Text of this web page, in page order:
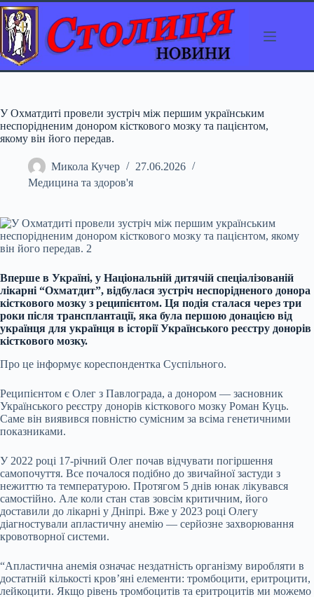
Перейти
до
вмісту
У Охматдиті провели зустріч між першим українським
неспорідненим донором кісткового мозку та пацієнтом,
якому він його передав.
Микола Кучер
27.06.2026
Медицина та здоров'я
Вперше в Україні, у Національній дитячій спеціалізованій
лікарні “Охматдит”, відбулася зустріч неспорідненого донора
кісткового мозку з реципієнтом. Ця подія сталася через три
роки після трансплантації, яка була першою донацією від
українця для українця в історії Українського реєстру донорів
кісткового мозку.
Про це інформує кореспондентка Суспільного.
Реципієнтом є Олег з Павлограда, а донором — засновник
Українського реєстру донорів кісткового мозку Роман Куць.
Саме він виявився повністю сумісним за всіма генетичними
показниками.
У 2022 році 17-річний Олег почав відчувати погіршення
самопочуття. Все почалося подібно до звичайної застуди з
нежиттю та температурою. Протягом 5 днів юнак лікувався
самостійно. Але коли стан став зовсім критичним, його
доставили до лікарні у Дніпрі. Вже у 2023 році Олегу
діагностували апластичну анемію — серйозне захворювання
кровотворної системи.
“Апластична анемія означає нездатність організму виробляти в
достатній кількості кров’яні елементи: тромбоцити, еритроцити,
лейкоцити. Якщо рівень тромбоцитів та еритроцитів ми можемо